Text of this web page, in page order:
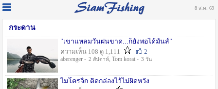
8 ส.ค. 69
กระดาน
"เขาแหลมวันฝนขาด...ก็ยังพอได้มันส์"
ความเห็น 108 ดู 1,111
2
aberenger - 2 สัปดาห์, Tom korat - 3 วัน
ไมโครจิ้ก ติดกล่องไว้ไม่ผิดหวัง